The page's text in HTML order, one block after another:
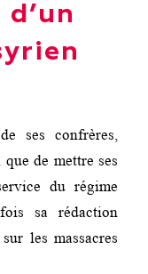
ses confrères,
de mettre ses
du régime
sa rédaction
les massacres